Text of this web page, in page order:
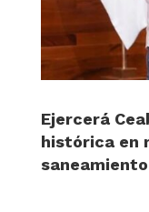
Ejercerá
histórica en